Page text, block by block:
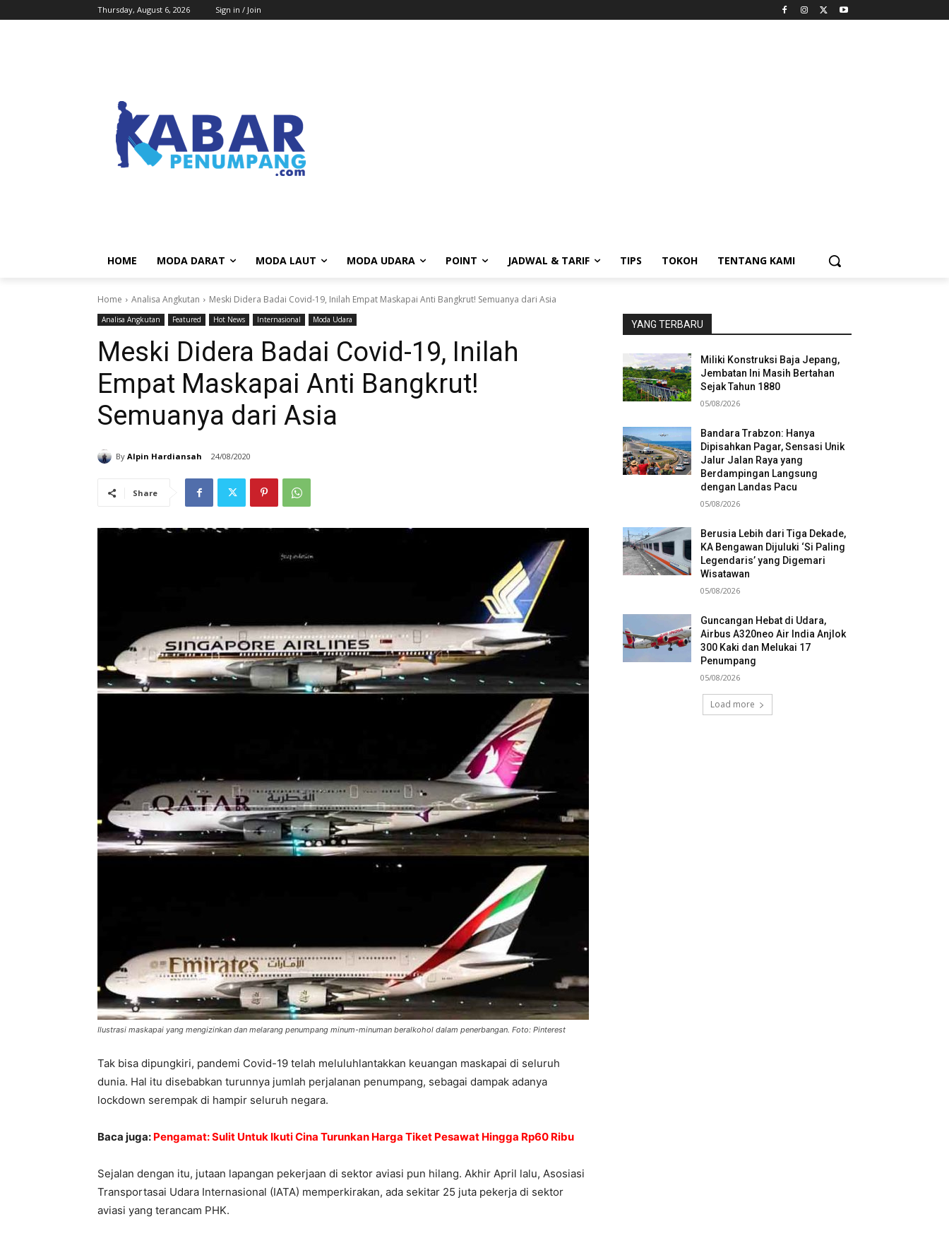
Thursday, August 6, 2026 Sign in / Join
HOME MODA DARAT MODA LAUT MODA UDARA POINT JADWAL & TARIF TIPS TOKOH TENTANG KAMI
Home Analisa Angkutan Meski Didera Badai Covid-19, Inilah Empat Maskapai Anti Bangkrut! Semuanya dari Asia
Analisa Angkutan Featured Hot News Internasional Moda Udara
Meski Didera Badai Covid-19, Inilah
Empat Maskapai Anti Bangkrut!
Semuanya dari Asia
By Alpin Hardiansah 24/08/2020
Share
Ilustrasi maskapai yang mengizinkan dan melarang penumpang minum-minuman beralkohol dalam penerbangan. Foto: Pinterest
Tak bisa dipungkiri, pandemi Covid-19 telah meluluhlantakkan keuangan maskapai di seluruh
dunia. Hal itu disebabkan turunnya jumlah perjalanan penumpang, sebagai dampak adanya
lockdown serempak di hampir seluruh negara.
Baca juga: Pengamat: Sulit Untuk Ikuti Cina Turunkan Harga Tiket Pesawat Hingga Rp60 Ribu
Sejalan dengan itu, jutaan lapangan pekerjaan di sektor aviasi pun hilang. Akhir April lalu, Asosiasi
Transportasai Udara Internasional (IATA) memperkirakan, ada sekitar 25 juta pekerja di sektor
aviasi yang terancam PHK.
YANG TERBARU
Miliki Konstruksi Baja Jepang,
Jembatan Ini Masih Bertahan
Sejak Tahun 1880
05/08/2026
Bandara Trabzon: Hanya
Dipisahkan Pagar, Sensasi Unik
Jalur Jalan Raya yang
Berdampingan Langsung
dengan Landas Pacu
05/08/2026
Berusia Lebih dari Tiga Dekade,
KA Bengawan Dijuluki ‘Si Paling
Legendaris’ yang Digemari
Wisatawan
05/08/2026
Guncangan Hebat di Udara,
Airbus A320neo Air India Anjlok
300 Kaki dan Melukai 17
Penumpang
05/08/2026
Load more